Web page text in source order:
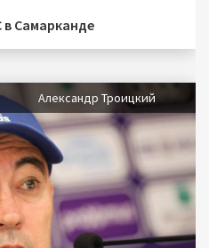
Самарканде
Александр Троицкий